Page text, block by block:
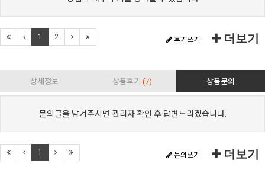
1 2 후기쓰기 더보기
상세정보 상품후기 (7) 상품문의
문의글을 남겨주시면 관리자 확인 후 답변드리겠습니다.
1 문의쓰기 더보기